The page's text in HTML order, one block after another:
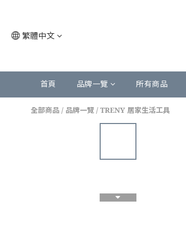
繁體中文
首頁 品牌一覽 所有商品
全部商品 / 品牌一覽 / TRENY 居家生活工具